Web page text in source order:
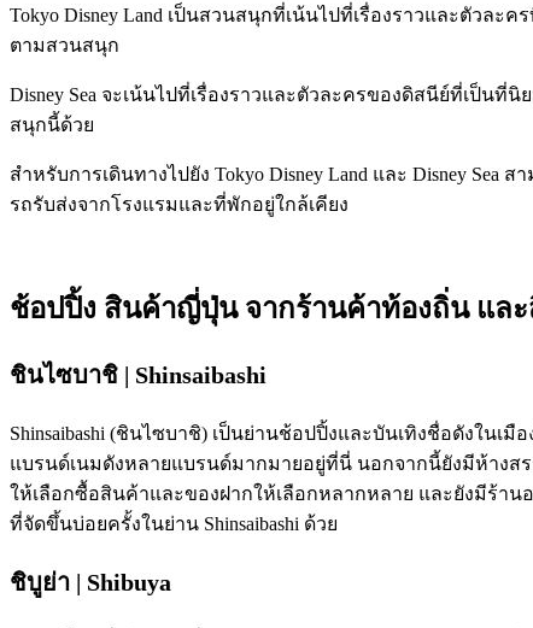
Tokyo Disney Land เป็นสวนสนุกที่เน้นไปที่เรื่องราวและตัว
ตามสวนสนุก
Disney Sea จะเน้นไปที่เรื่องราวและตัวละครของดิสนีย์ที่เป็
สนุกนี้ด้วย
สำหรับการเดินทางไปยัง Tokyo Disney Land และ Disney Sea
รถรับส่งจากโรงแรมและที่พักอยู่ใกล้เคียง
ช้อปปิ้ง สินค้าญี่ปุ่น จากร้านค้าท้องถิ่น แล
ชินไซบาชิ | Shinsaibashi
Shinsaibashi (ชินไซบาชิ) เป็นย่านช้อปปิ้งและบันเทิงชื่อดังในเ
แบรนด์เนมดังหลายแบรนด์มากมายอยู่ที่นี่ นอกจากนี้ยังมีห้างสร
ให้เลือกซื้อสินค้าและของฝากให้เลือกหลากหลาย และยังมีร้า
ที่จัดขึ้นบ่อยครั้งในย่าน Shinsaibashi ด้วย
ชิบูย่า | Shibuya